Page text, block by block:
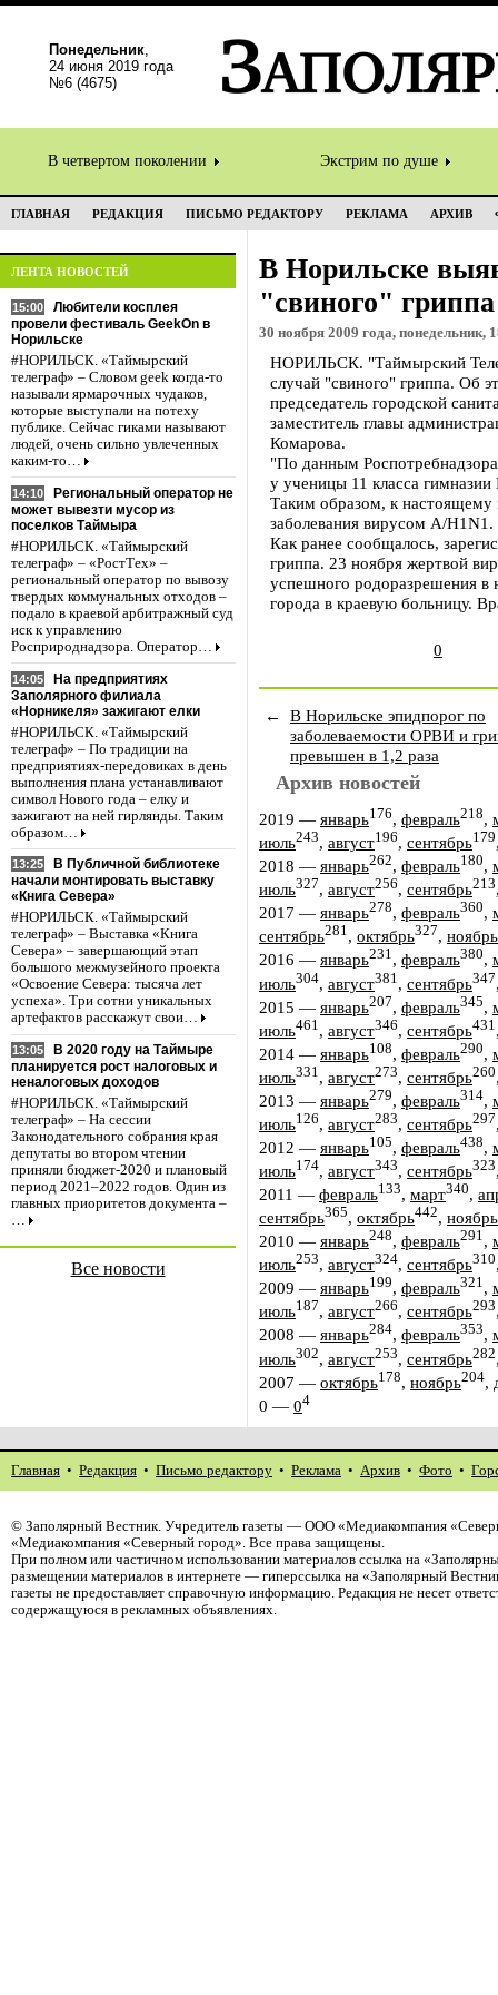
Понедельник,
24 июня 2019 года
№6 (4675)
В четвертом поколении Экстрим по душе
ГЛАВНАЯ РЕДАКЦИЯ ПИСЬМО РЕДАКТОРУ РЕКЛАМА АРХИВ
ЛЕНТА НОВОСТЕЙ
15:00
Любители косплея
провели фестиваль GeekOn в
Норильске
#НОРИЛЬСК. «Таймырский
телеграф» – Словом geek когда-то
называли ярмарочных чудаков,
которые выступали на потеху
публике. Сейчас гиками называют
людей, очень сильно увлеченных
каким-то…
14:10
Региональный оператор не
может вывезти мусор из
поселков Таймыра
#НОРИЛЬСК. «Таймырский
телеграф» – «РостТех» –
региональный оператор по вывозу
твердых коммунальных отходов –
подало в краевой арбитражный суд
иск к управлению
Росприроднадзора. Оператор…
14:05
На предприятиях
Заполярного филиала
«Норникеля» зажигают елки
#НОРИЛЬСК. «Таймырский
телеграф» – По традиции на
предприятиях-передовиках в день
выполнения плана устанавливают
символ Нового года – елку и
зажигают на ней гирлянды. Таким
образом…
13:25
В Публичной библиотеке
начали монтировать выставку
«Книга Севера»
#НОРИЛЬСК. «Таймырский
телеграф» – Выставка «Книга
Севера» – завершающий этап
большого межмузейного проекта
«Освоение Севера: тысяча лет
успеха». Три сотни уникальных
артефактов расскажут свои…
13:05
В 2020 году на Таймыре
планируется рост налоговых и
неналоговых доходов
#НОРИЛЬСК. «Таймырский
телеграф» – На сессии
Законодательного собрания края
депутаты во втором чтении
приняли бюджет-2020 и плановый
период 2021–2022 годов. Один из
главных приоритетов документа –
…
Все новости
В Норильске
"свиного" гриппа
30 ноября 2009 года, понедельник,
НОРИЛЬСК. "Таймырский
случай "свиного" гриппа. Об
председатель городской
заместитель главы
Комарова.
"По данным
у ученицы 11 класса
Таким образом, к настоящему
заболевания вирусом A/H1N1.
Как ранее сообщалось,
гриппа. 23 ноября жертвой
успешного родоразрешения в
города в краевую больницу.
0
←
В Норильске эпидпорог по
заболеваемости ОРВИ и
превышен в 1,2 раза
Архив новостей
2019 — январь176, февраль218,
июль243, август196, сентябрь179
2018 — январь262, февраль180,
июль327, август256, сентябрь213
2017 — январь278, февраль360,
сентябрь281, октябрь327, ноябрь
2016 — январь231, февраль380,
июль304, август381 , сентябрь347
2015 — январь207, февраль345,
июль461 , август346, сентябрь431
2014 — январь108, февраль290,
июль331 , август273, сентябрь260
2013 — январь279, февраль314,
июль126, август283, сентябрь297
2012 — январь105, февраль438,
июль174, август343, сентябрь323
2011 — февраль133, март340,
сентябрь365, октябрь442, ноябрь
2010 — январь248, февраль291,
июль253, август324, сентябрь310
2009 — январь199, февраль321,
июль187, август266, сентябрь293
2008 — январь284, февраль353,
июль302, август253, сентябрь282
2007 — октябрь178, ноябрь204,
0 — 04
Главная • Редакция • Письмо редактору • Реклама • Архив • Фото •
© Заполярный Вестник. Учредитель газеты — ООО «Медиакомпания
«Медиакомпания «Северный город». Все права защищены.
При полном или частичном использовании материалов ссылка на
размещении материалов в интернете — гиперссылка на «Заполярный
газеты не предоставляет справочную информацию. Редакция не несет
содержащуюся в рекламных объявлениях.